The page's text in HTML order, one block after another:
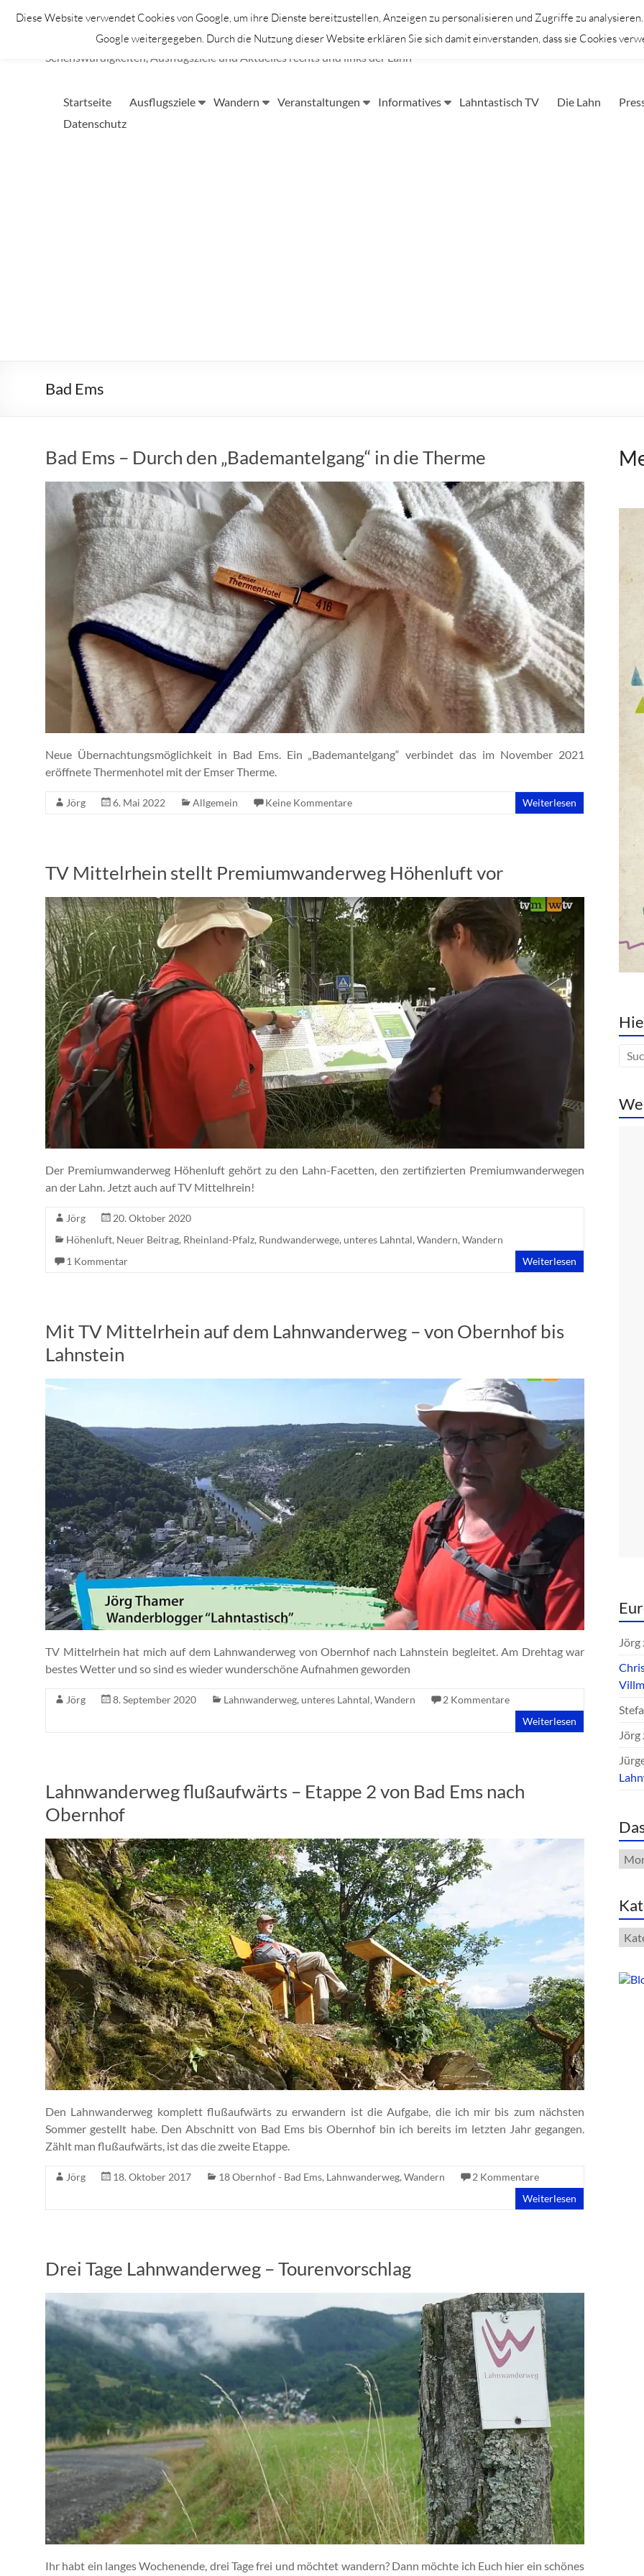
Inhalt
Lahntastisch
Sehenswürdigkeiten, Ausflugsziele und Aktuelles rechts und links der Lahn
Startseite Ausflugsziele Wandern Veranstaltungen Informatives Lahntastisch TV Die Lahn
Datenschutz
Bad Ems
Bad Ems – Durch den „Bademantelgang“ in die Therme
Neue Übernachtungsmöglichkeit in Bad Ems. Ein „Bademantelgang“ verbindet das im November 2021
eröffnete Thermenhotel mit der Emser Therme.
Jörg 6. Mai 2022 Allgemein Keine Kommentare Weiterlesen
TV Mittelrhein stellt Premiumwanderweg Höhenluft vor
Der Premiumwanderweg Höhenluft gehört zu den Lahn-Facetten, den zertifizierten Premiumwanderwegen
an der Lahn. Jetzt auch auf TV Mittelhrein!
Jörg
20. Oktober 2020
Höhenluft, Neuer Beitrag, Rheinland-Pfalz, Rundwanderwege, unteres Lahntal, Wandern, Wandern
1 Kommentar
Weiterlesen
Mit TV Mittelrhein auf dem Lahnwanderweg – von Obernhof bis
Lahnstein
TV Mittelrhein hat mich auf dem Lahnwanderweg von Obernhof nach Lahnstein begleitet. Am Drehtag war
bestes Wetter und so sind es wieder wunderschöne Aufnahmen geworden
Jörg 8. September 2020 Lahnwanderweg, unteres Lahntal, Wandern
2 Kommentare
Weiterlesen
Lahnwanderweg flußaufwärts – Etappe 2 von Bad Ems nach
Obernhof
Den Lahnwanderweg komplett flußaufwärts zu erwandern ist die Aufgabe, die ich mir bis zum nächsten
Sommer gestellt habe. Den Abschnitt von Bad Ems bis Obernhof bin ich bereits im letzten Jahr gegangen.
Zählt man flußaufwärts, ist das die zweite Etappe.
Jörg 18. Oktober 2017 18 Obernhof - Bad Ems, Lahnwanderweg, Wandern
2 Kommentare
Weiterlesen
Drei Tage Lahnwanderweg – Tourenvorschlag
Ihr habt ein langes Wochenende, drei Tage frei und möchtet wandern? Dann möchte ich Euch hier ein schönes
Jörg
Jörg
Das
Diese Website verwendet Cookies von Google, um ihre Dienste bereitzustellen, Anzeigen zu personalisieren und Zugriffe zu
Google weitergegeben. Durch die Nutzung dieser Website erklären Sie sich damit einverstanden, dass sie Cookies